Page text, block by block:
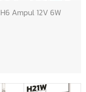
H6 Ampul 12V 6W